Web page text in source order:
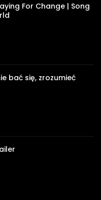
For Change | Song
bać się, zrozumieć